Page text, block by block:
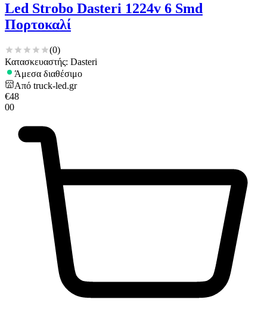
Led Strobo Dasteri 1224v 6 Smd
Πορτοκαλί
(0)
Κατασκευαστής: Dasteri
Άμεσα διαθέσιμο
Από truck-led.gr
€48
00